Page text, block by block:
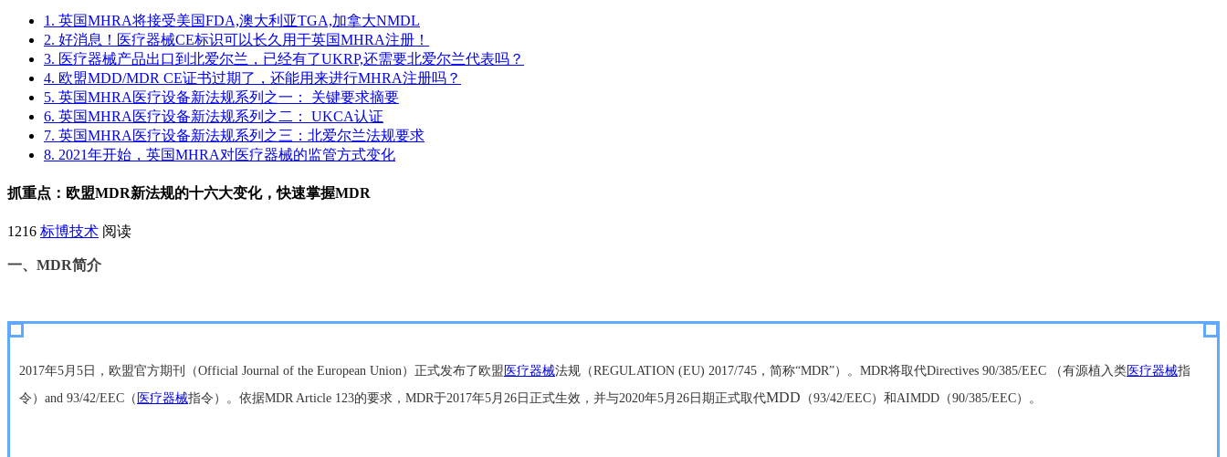
1. 英国MHRA将接受美国FDA,澳大利亚TGA,加拿大NMDL
2. 好消息！医疗器械CE标识可以长久用于英国MHRA注册！
3. 医疗器械产品出口到北爱尔兰，已经有了UKRP,还需要北爱尔兰代表吗？
4. 欧盟MDD/MDR CE证书过期了，还能用来进行MHRA注册吗？
5. 英国MHRA医疗设备新法规系列之一： 关键要求摘要
6. 英国MHRA医疗设备新法规系列之二： UKCA认证
7. 英国MHRA医疗设备新法规系列之三：北爱尔兰法规要求
8. 2021年开始，英国MHRA对医疗器械的监管方式变化
抓重点：欧盟MDR新法规的十六大变化，快速掌握MDR
1216 标博技术 阅读
一、MDR简介
2017年5月5日，欧盟官方期刊（Official Journal of the European Union）正式发布了欧盟 医疗器械法规（REGULATION (EU) 2017/745，简称“MDR”）。MDR将取代Directives 90/385/EEC （有源植入类 医疗器械指
令）and 93/42/EEC（ 医疗器械指令）。依据MDR Article 123的要求，MDR于2017年5月26日正式生效，并与2020年5月26日期正式取代MDD （93/42/EEC）和AIMDD（90/385/EEC）。